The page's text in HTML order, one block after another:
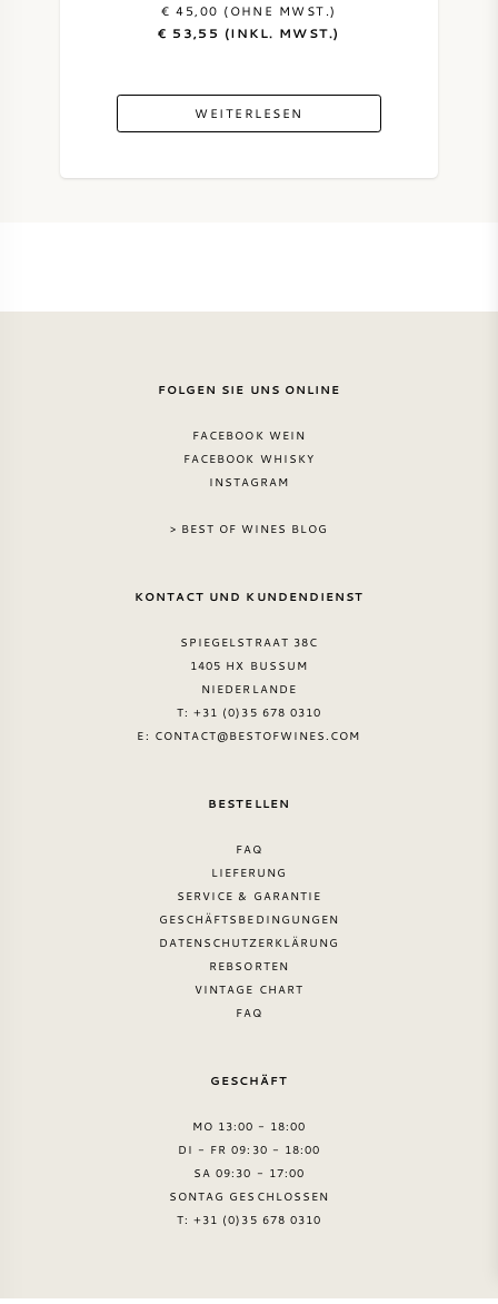
€ 45,00 (OHNE MWST.)
€ 53,55 (INKL. MWST.)
WEITERLESEN
FOLGEN SIE UNS ONLINE
FACEBOOK WEIN
FACEBOOK WHISKY
INSTAGRAM
> BEST OF WINES BLOG
KONTACT UND KUNDENDIENST
SPIEGELSTRAAT 38C
1405 HX BUSSUM
NIEDERLANDE
T: +31 (0)35 678 0310
E: CONTACT@BESTOFWINES.COM
BESTELLEN
FAQ
LIEFERUNG
SERVICE & GARANTIE
GESCHÄFTSBEDINGUNGEN
DATENSCHUTZERKLÄRUNG
REBSORTEN
VINTAGE CHART
FAQ
GESCHÄFT
MO 13:00 - 18:00
DI - FR 09:30 - 18:00
SA 09:30 - 17:00
SONTAG GESCHLOSSEN
T: +31 (0)35 678 0310